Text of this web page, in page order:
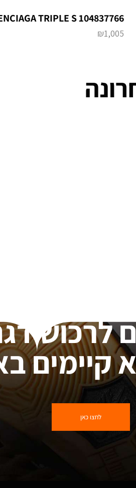
TRIPLE S 104837766
₪1,005
לרכוש
קיימים
לחצו כאן